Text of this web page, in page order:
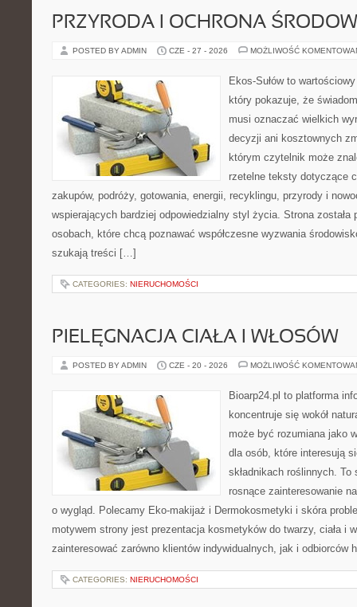
PRZYRODA I OCHRONA
POSTED BY ADMIN CZE - 27 - 2026 MOŻLIWOŚĆ
Ekos-Sułów to
który pokazuje, że
musi oznaczać wielkich
decyzji ani kosztownych
którym czytelnik może
rzetelne teksty dotyczące
zakupów, podróży, gotowania, energii, recyklingu, przyrody i
wspierających bardziej odpowiedzialny styl życia. Strona została
osobach, które chcą poznawać współczesne wyzwania
szukają treści […]
CATEGORIES: NIERUCHOMOŚCI
PIELĘGNACJA CIAŁA I WŁOSÓW
POSTED BY ADMIN CZE - 20 - 2026 MOŻLIWOŚĆ
Bioarp24.pl to platforma
koncentruje się wokół
może być rozumiana jako
dla osób, które interesują
składnikach roślinnych.
rosnące zainteresowanie
o wygląd. Polecamy Eko-makijaż i Dermokosmetyki i skóra
motywem strony jest prezentacja kosmetyków do twarzy, ciała i
zainteresować zarówno klientów indywidualnych, jak i
CATEGORIES: NIERUCHOMOŚCI